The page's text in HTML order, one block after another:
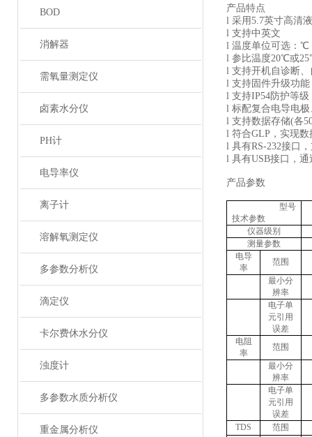
BOD
消解器
需氧量测定仪
卤素水分仪
PH计
电导率仪
离子计
溶解氧测定仪
多参数分析仪
滴定仪
卡尔费休水分仪
浊度计
多参数水质分析仪
重金属分析仪
产品特点
l 采用5.7英寸高清
l 支持中英文
l 温度单位可选： ℃
l 参比温度20℃或
l 支持开机自诊断
l 支持固件升级功
l 支持IP54防护等级
l 标配复合电导电
l 支持数据存储(各
l 符合GLP，实现数
l 具有RS-232接口
l 具有USB接口，
产品参数
型号
技术参数
仪器级别
测量参数
电导
率
范围
最小分
辨率
电子单
元引用
误差
电阻
率
范围
最小分
辨率
电子单
元引用
误差
TDS
范围